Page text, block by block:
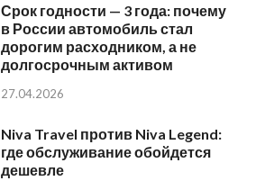
Срок годности — 3 года: почему
в России автомобиль стал
дорогим расходником, а не
долгосрочным активом
27.04.2026
Niva Travel против Niva Legend:
где обслуживание обойдется
дешевле